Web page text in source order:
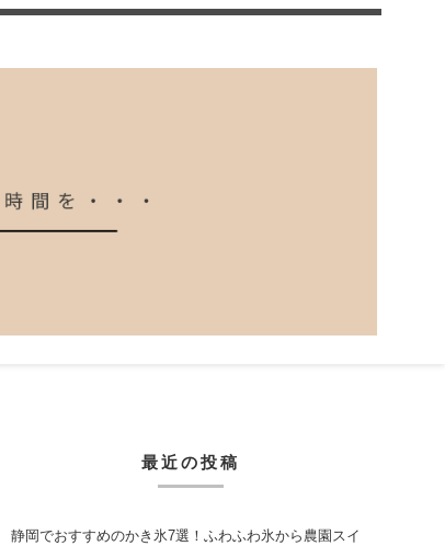
最近の投稿
静岡でおすすめのかき氷7選！ふわふわ氷から農園スイ